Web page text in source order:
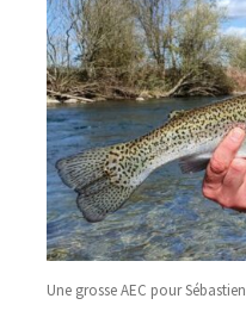
Une grosse AEC pour Sébastien